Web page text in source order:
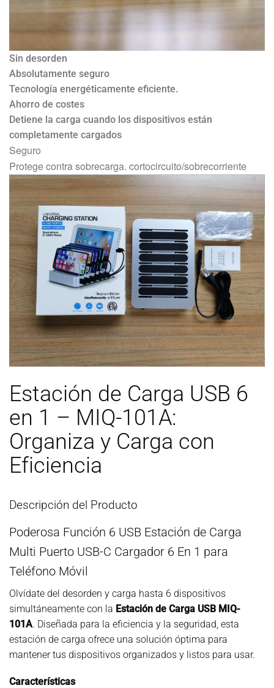
Sin desorden
Absolutamente seguro
Tecnología energéticamente eficiente.
Ahorro de costes
Detiene la carga cuando los dispositivos están
completamente cargados
Seguro
Protege contra sobrecarga. cortocircuito/sobrecorriente
Estación de Carga USB 6
en 1 – MIQ-101A:
Organiza y Carga con
Eficiencia
Descripción del Producto
Poderosa Función 6 USB Estación de Carga
Multi Puerto USB-C Cargador 6 En 1 para
Teléfono Móvil
Olvídate del desorden y carga hasta 6 dispositivos
simultáneamente con la Estación de Carga USB MIQ-
101A. Diseñada para la eficiencia y la seguridad, esta
estación de carga ofrece una solución óptima para
mantener tus dispositivos organizados y listos para usar.
Características